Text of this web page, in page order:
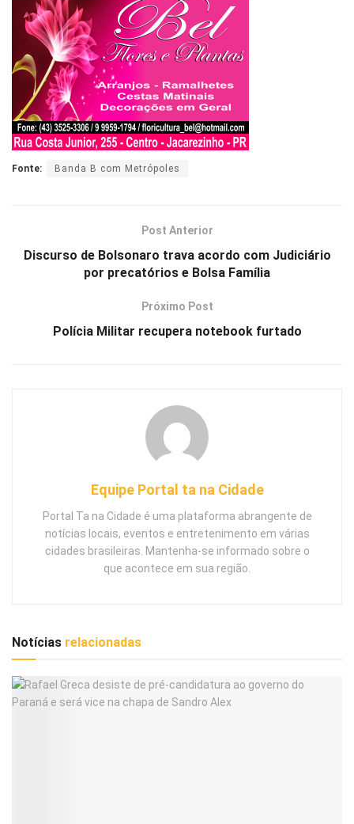
Fonte: Banda B com Metrópoles
Post Anterior
Discurso de Bolsonaro trava acordo com Judiciário
por precatórios e Bolsa Família
Próximo Post
Polícia Militar recupera notebook furtado
Equipe Portal ta na Cidade
Portal Ta na Cidade é uma plataforma abrangente de
notícias locais, eventos e entretenimento em várias
cidades brasileiras. Mantenha-se informado sobre o
que acontece em sua região.
Notícias relacionadas